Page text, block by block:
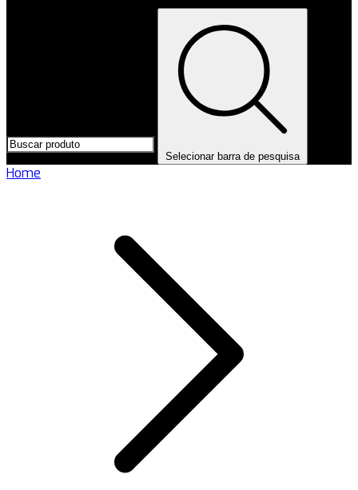
Selecionar barra de pesquisa
Home